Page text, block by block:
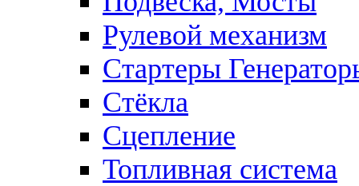
Рулевой механизм
Стартеры
Стёкла
Сцепление
Топливная система